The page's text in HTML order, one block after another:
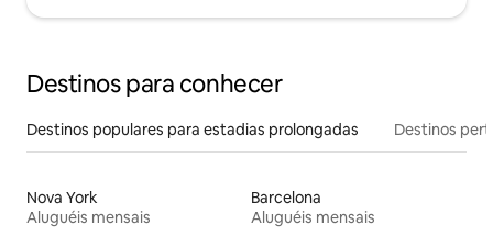
Destinos para conhecer
Destinos populares para estadias prolongadas Destinos
Nova York
Aluguéis mensais
Barcelona
Aluguéis mensais